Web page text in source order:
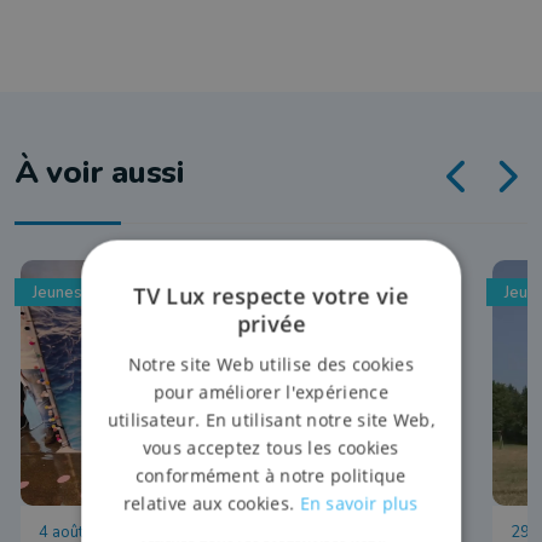
À voir aussi
Jeunesse
4 août 2026 à 14:31 29
TV Lux respecte votre vie
privée
Notre site Web utilise des cookies
pour améliorer l'expérience
utilisateur. En utilisant notre site Web,
vous acceptez tous les cookies
conformément à notre politique
relative aux cookies. En savoir plus